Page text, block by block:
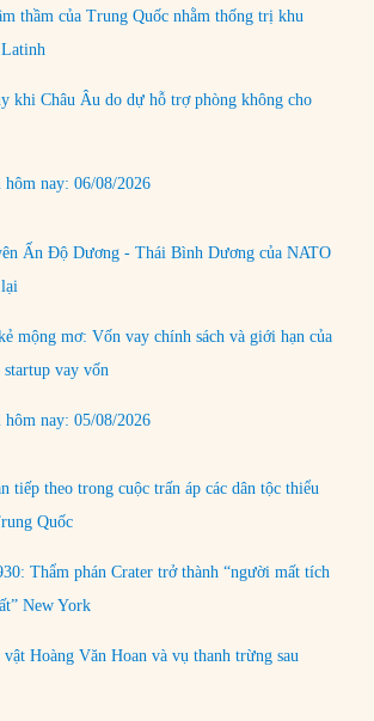
thầm của Trung Quốc nhằm thống trị khu
khi Châu Âu do dự hỗ trợ phòng không cho
hôm nay: 06/08/2026
Ấn Độ Dương - Thái Bình Dương của NATO
mộng mơ: Vốn vay chính sách và giới hạn của
startup vay vốn
hôm nay: 05/08/2026
tiếp theo trong cuộc trấn áp các dân tộc thiểu
Quốc
Thẩm phán Crater trở thành “người mất tích
New York
vật Hoàng Văn Hoan và vụ thanh trừng sau